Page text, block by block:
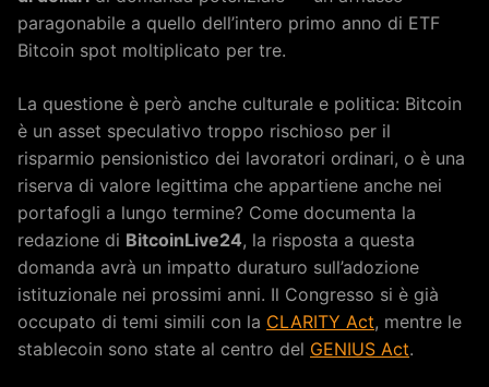
paragonabile a quello dell’intero primo anno di ETF
Bitcoin spot moltiplicato per tre.
La questione è però anche culturale e politica: Bitcoin
è un asset speculativo troppo rischioso per il
risparmio pensionistico dei lavoratori ordinari, o è una
riserva di valore legittima che appartiene anche nei
portafogli a lungo termine? Come documenta la
redazione di BitcoinLive24, la risposta a questa
domanda avrà un impatto duraturo sull’adozione
istituzionale nei prossimi anni. Il Congresso si è già
occupato di temi simili con la CLARITY Act, mentre le
stablecoin sono state al centro del GENIUS Act.